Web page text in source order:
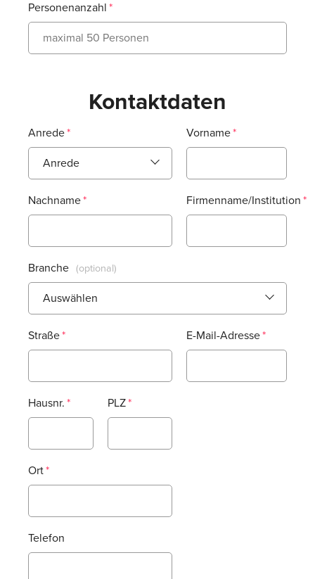
Personenanzahl
Kontaktdaten
Anrede Vorname
Nachname Firmenname/Institution
Branche
Straße
Hausnr. PLZ
Ort
E-Mail-Adresse
Telefon